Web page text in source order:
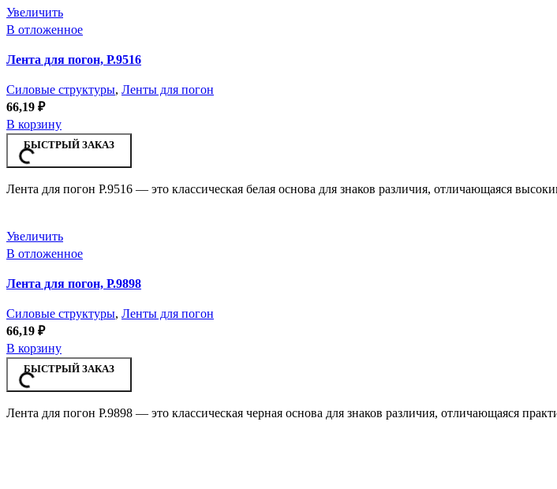
Увеличить
В отложенное
Лента для погон, Р.9516
Силовые структуры, Ленты для погон
66,19 ₽
В корзину
БЫСТРЫЙ ЗАКАЗ
Лента для погон Р.9516 — это классическая белая основа для знаков различия, отличающаяся
Увеличить
В отложенное
Лента для погон, Р.9898
Силовые структуры, Ленты для погон
66,19 ₽
В корзину
БЫСТРЫЙ ЗАКАЗ
Лента для погон Р.9898 — это классическая черная основа для знаков различия, отличающаяся